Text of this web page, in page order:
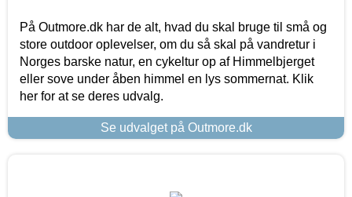
På Outmore.dk har de alt, hvad du skal bruge til små og
store outdoor oplevelser, om du så skal på vandretur i
Norges barske natur, en cykeltur op af Himmelbjerget
eller sove under åben himmel en lys sommernat. Klik
her for at se deres udvalg.
Se udvalget på Outmore.dk